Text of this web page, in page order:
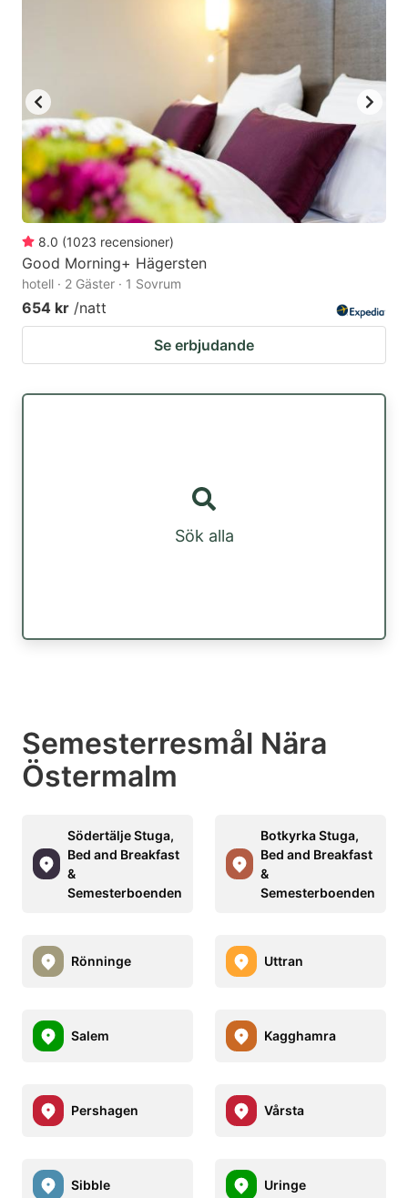
8.0 (1023 recensioner)
Good Morning+ Hägersten
hotell · 2 Gäster · 1 Sovrum
654 kr /natt
Se erbjudande
Sök alla
Semesterresmål Nära
Östermalm
Södertälje Stuga,
Bed and Breakfast
&
Semesterboenden
Botkyrka Stuga,
Bed and Breakfast
&
Semesterboenden
Rönninge Uttran
Salem Kagghamra
Pershagen Vårsta
Sibble Uringe